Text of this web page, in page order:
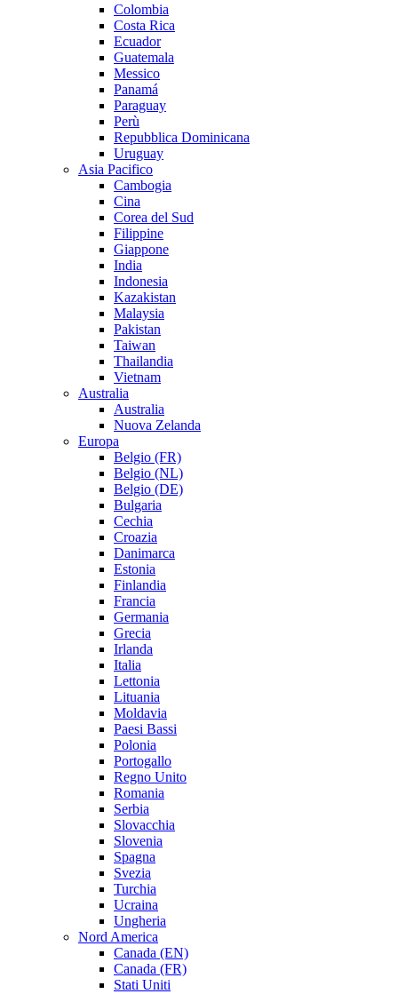
Colombia
Costa Rica
Ecuador
Guatemala
Messico
Panamá
Paraguay
Perù
Repubblica Dominicana
Uruguay
Asia Pacifico
Cambogia
Cina
Corea del Sud
Filippine
Giappone
India
Indonesia
Kazakistan
Malaysia
Pakistan
Taiwan
Thailandia
Vietnam
Australia
Australia
Nuova Zelanda
Europa
Belgio (FR)
Belgio (NL)
Belgio (DE)
Bulgaria
Cechia
Croazia
Danimarca
Estonia
Finlandia
Francia
Germania
Grecia
Irlanda
Italia
Lettonia
Lituania
Moldavia
Paesi Bassi
Polonia
Portogallo
Regno Unito
Romania
Serbia
Slovacchia
Slovenia
Spagna
Svezia
Turchia
Ucraina
Ungheria
Nord America
Canada (EN)
Canada (FR)
Stati Uniti